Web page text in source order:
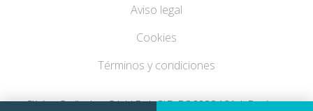
Aviso legal
Cookies
Términos y condiciones
Clínica Smilodon S.L.U.P. | CIF: B86028461 | Registro